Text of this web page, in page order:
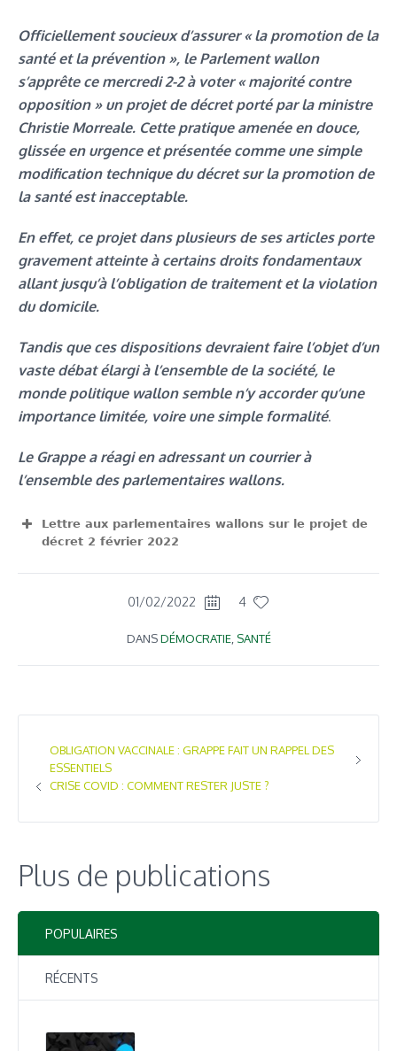
Officiellement soucieux d’assurer « la promotion de la
santé et la prévention », le Parlement wallon
s’apprête ce mercredi 2-2 à voter « majorité contre
opposition » un projet de décret porté par la ministre
Christie Morreale. Cette pratique amenée en douce,
glissée en urgence et présentée comme une simple
modification technique du décret sur la promotion de
la santé est inacceptable.
En effet, ce projet dans plusieurs de ses articles porte
gravement atteinte à certains droits fondamentaux
allant jusqu’à l’obligation de traitement et la violation
du domicile.
Tandis que ces dispositions devraient faire l’objet d’un
vaste débat élargi à l’ensemble de la société, le
monde politique wallon semble n’y accorder qu’une
importance limitée, voire une simple formalité.
Le Grappe a réagi en adressant un courrier à
l’ensemble des parlementaires wallons.
Lettre aux parlementaires wallons sur le projet de
décret 2 février 2022
View Fullscreen
01/02/2022 4
DANSDÉMOCRATIE, SANTÉ
OBLIGATION VACCINALE : GRAPPE FAIT UN RAPPEL DES
ESSENTIELS
CRISE COVID : COMMENT RESTER JUSTE ?
Plus de publications
POPULAIRES
RÉCENTS